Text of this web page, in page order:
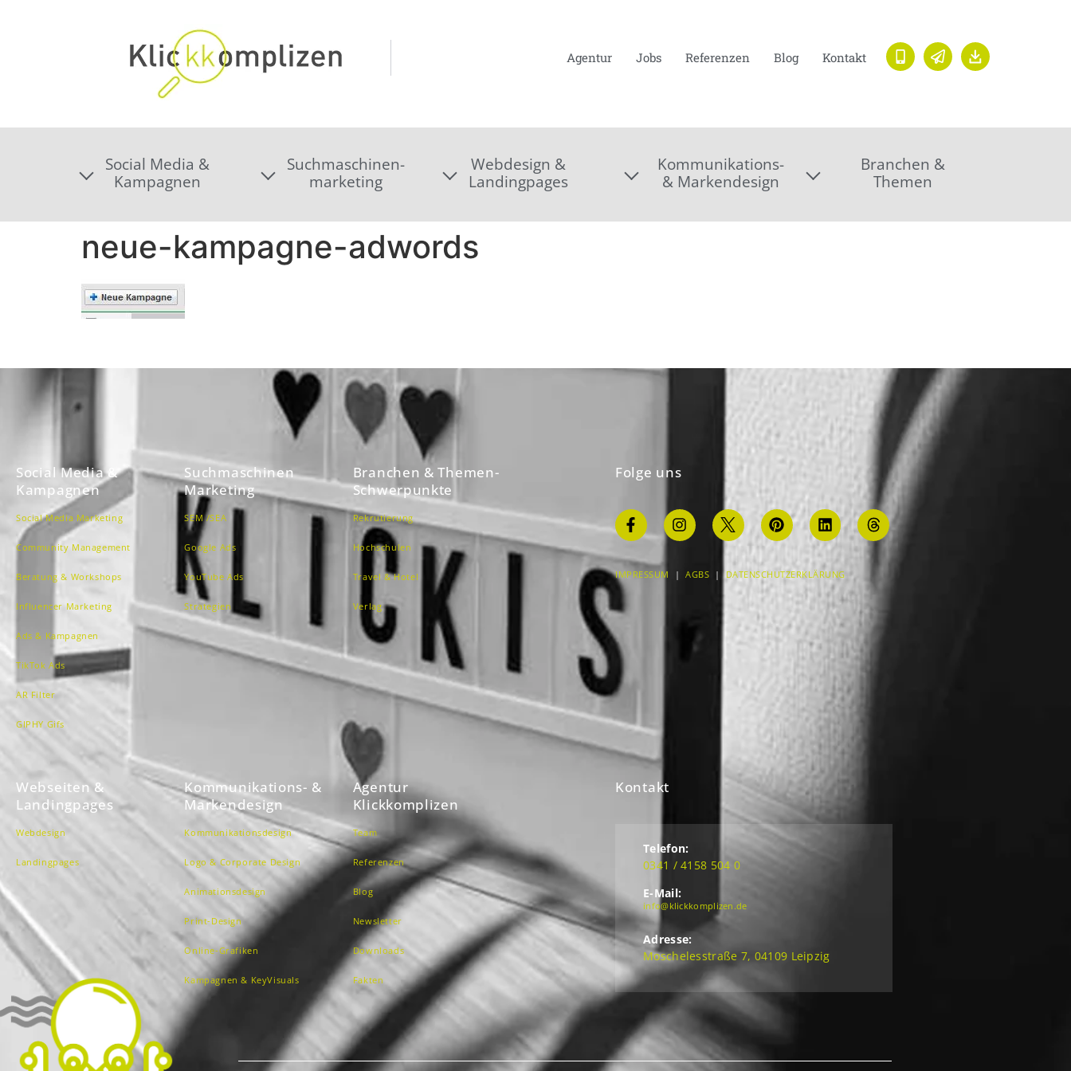
Agentur Jobs Referenzen Blog Kontakt
Social Media &
Kampagnen
Suchmaschinen-
marketing
Webdesign &
Landingpages
Kommunikations-
& Markendesign
Branchen &
Themen
neue-kampagne-adwords
Social Media &
Kampagnen
Social Media Marketing
Community Management
Beratung & Workshops
Influencer Marketing
Ads & Kampagnen
TikTok Ads
AR Filter
GIPHY Gifs
Suchmaschinen
Marketing
SEM /SEA
Google Ads
YouTube Ads
Strategien
Branchen & Themen-
Schwerpunkte
Rekrutierung
Hochschulen
Travel & Hotel
Verlag
Folge uns
IMPRESSUM | AGBS | DATENSCHUTZERKLÄRUNG
Webseiten &
Landingpages
Webdesign
Landingpages
Kommunikations- &
Markendesign
Kommunikationsdesign
Logo & Corporate Design
Animationsdesign
Print-Design
Online-Grafiken
Kampagnen & KeyVisuals
Agentur
Klickkomplizen
Team
Referenzen
Blog
Newsletter
Downloads
Fakten
Kontakt
Telefon:
0341 / 4158 504 0
E-Mail:
info@klickkomplizen.de
Adresse:
Moschelesstraße 7, 04109 Leipzig